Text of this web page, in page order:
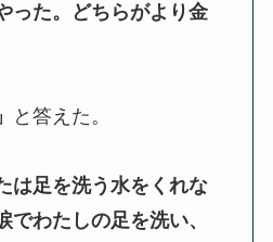
った。どちらがより金
と答えた。
は足を洗う水をくれな
でわたしの足を洗い、